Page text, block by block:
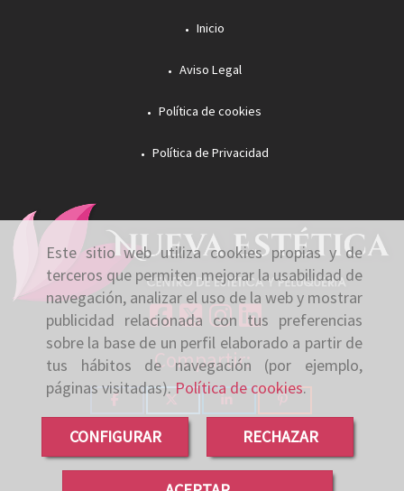
Este sitio web utiliza cookies propias y de
terceros que permiten mejorar la usabilidad de
navegación, analizar el uso de la web y mostrar
publicidad relacionada con tus preferencias
sobre la base de un perfil elaborado a partir de
tus hábitos de navegación (por ejemplo,
páginas visitadas).Política de cookies.
CONFIGURAR RECHAZAR
Inicio
Aviso Legal
Política de cookies
Política de Privacidad
Compartir: